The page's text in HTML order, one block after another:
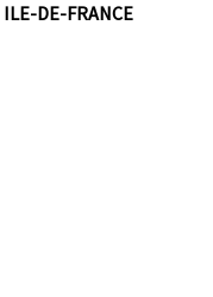
ILE-DE-FRANCE